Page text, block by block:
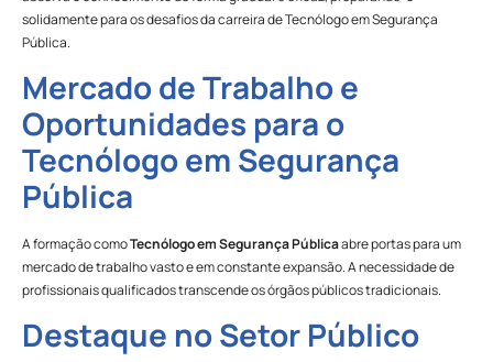
solidamente para os desafios da carreira de Tecnólogo em Segurança
Pública.
Mercado de Trabalho e
Oportunidades para o
Tecnólogo em Segurança
Pública
A formação comoTecnólogo em Segurança Públicaabre portas para um
mercado de trabalho vasto e em constante expansão. A necessidade de
profissionais qualificados transcende os órgãos públicos tradicionais.
Destaque no Setor Público